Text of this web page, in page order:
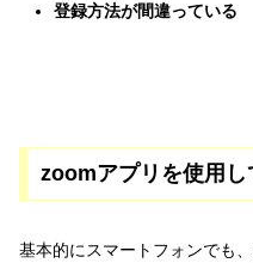
登録方法が間違っている
zoomアプリを使用し
基本的にスマートフォンでも